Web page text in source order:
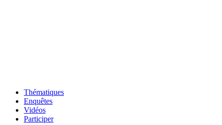
Thématiques
Enquêtes
Vidéos
Participer